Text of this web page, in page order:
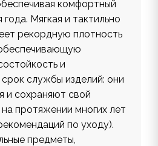
комфортный
Мягкая и тактильно
рекордную плотность
и
службы изделий: они
и сохраняют свой
протяжении многих лет
по уходу).
предметы,